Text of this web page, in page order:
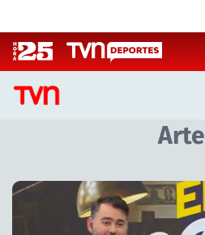
CASTING MASTERCHEF CHILE
CASTING TVN VERTICAL
TVN VERTICAL
Arte
Artículos relacionados con Arte